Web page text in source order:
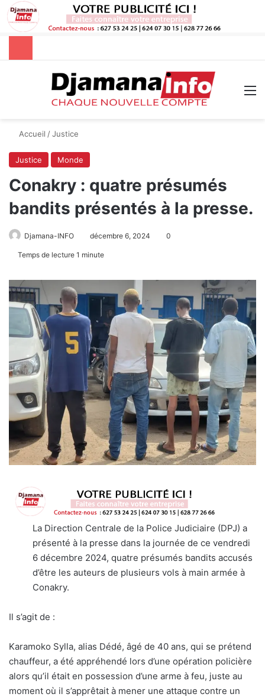
Rechercher
Accueil /Justice
Justice Monde
Conakry : quatre présumés
bandits présentés à la presse.
Djamana-INFO décembre 6, 2024 0
Temps de lecture 1 minute
La Direction Centrale de la Police Judiciaire (DPJ) a
présenté à la presse dans la journée de ce vendredi
6 décembre 2024, quatre présumés bandits accusés
d’être les auteurs de plusieurs vols à main armée à
Conakry.
Il s’agit de :
Karamoko Sylla, alias Dédé, âgé de 40 ans, qui se prétend
chauffeur, a été appréhendé lors d’une opération policière
alors qu’il était en possession d’une arme à feu, juste au
moment où il s’apprêtait à mener une attaque contre un